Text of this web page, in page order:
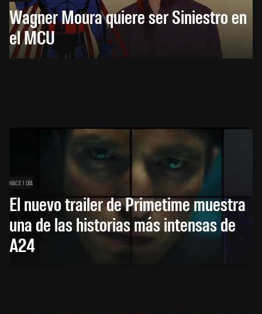
Wagner Moura quiere ser Siniestro en
el MCU
HACE 1 DÍA
El nuevo trailer de Primetime muestra
una de las historias más intensas de
A24